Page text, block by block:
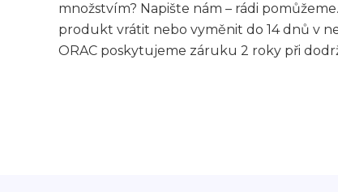
množstvím? Napište nám – rádi
produkt vrátit nebo vyměnit do 14 dnů v
ORAC poskytujeme záruku 2 roky při